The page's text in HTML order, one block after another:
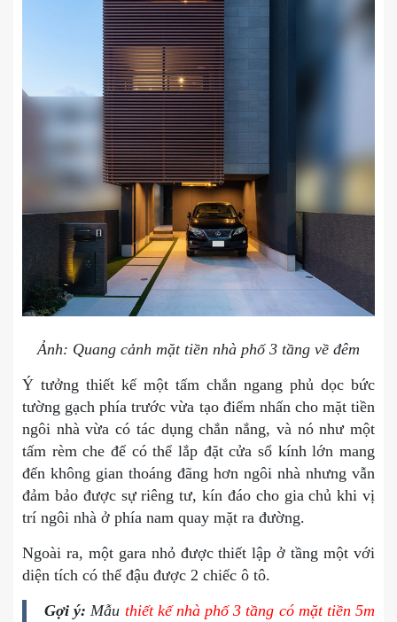
Ảnh: Quang cảnh mặt tiền nhà phố 3 tầng về đêm
Ý tưởng thiết kế một tấm chắn ngang phủ dọc bức
tường gạch phía trước vừa tạo điểm nhấn cho mặt tiền
ngôi nhà vừa có tác dụng chắn nắng, và nó như một
tấm rèm che để có thể lắp đặt cửa sổ kính lớn mang
đến không gian thoáng đãng hơn ngôi nhà nhưng vẫn
đảm bảo được sự riêng tư, kín đáo cho gia chủ khi vị
trí ngôi nhà ở phía nam quay mặt ra đường.
Ngoài ra, một gara nhỏ được thiết lập ở tầng một với
diện tích có thể đậu được 2 chiếc ô tô.
Gợi ý: Mẫu thiết kế nhà phố 3 tầng có mặt tiền 5m